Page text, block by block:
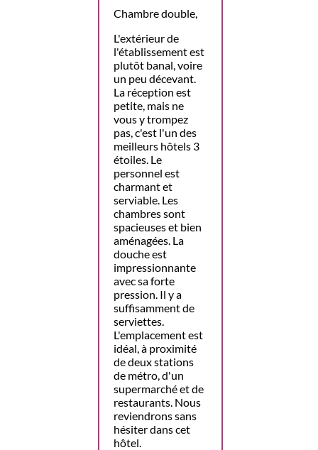
Chambre double,
L'extérieur de
l'établissement est
plutôt banal, voire
un peu décevant.
La réception est
petite, mais ne
vous y trompez
pas, c'est l'un des
meilleurs hôtels 3
étoiles. Le
personnel est
charmant et
serviable. Les
chambres sont
spacieuses et bien
aménagées. La
douche est
impressionnante
avec sa forte
pression. Il y a
suffisamment de
serviettes.
L'emplacement est
idéal, à proximité
de deux stations
de métro, d'un
supermarché et de
restaurants. Nous
reviendrons sans
hésiter dans cet
hôtel.